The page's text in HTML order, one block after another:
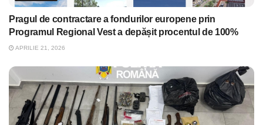
Pragul de contractare a fondurilor europene prin
Programul Regional Vest a depășit procentul de 100%
APRILIE 21, 2026